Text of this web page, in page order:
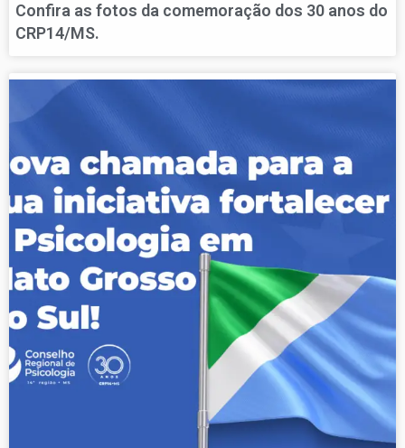
Confira as fotos da comemoração dos 30 anos do
CRP14/MS.